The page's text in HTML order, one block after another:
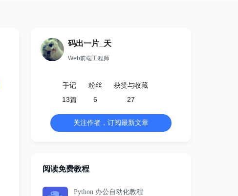
码出一片_天
Web前端工程师
手记
13篇
粉丝
6
获赞与收藏
27
关注作者，订阅最新文章
阅读免费教程
Python 办公自动化教程